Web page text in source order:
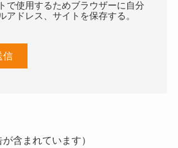
で使用するためブラウザーに自分
アドレス、サイトを保存する。
含まれています）